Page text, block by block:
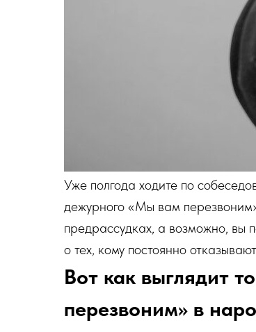
Уже полгода ходите по
дежурного «Мы вам
предрассудках, а возможно, вы
о тех, кому постоянно
Вот как выглядит
перезвоним» в